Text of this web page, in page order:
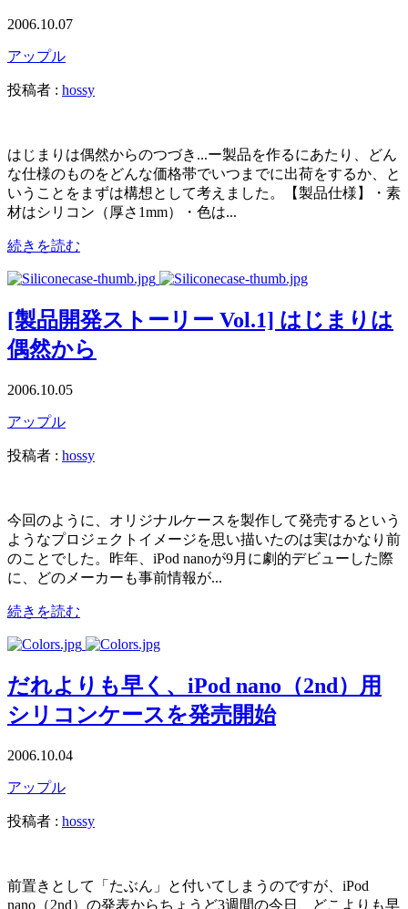
2006.10.07
アップル
投稿者 : hossy
はじまりは偶然からのつづき...ー製品を作るにあたり、どん
な仕様のものをどんな価格帯でいつまでに出荷をするか、と
いうことをまずは構想として考えました。【製品仕様】・素
材はシリコン（厚さ1mm）・色は...
続きを読む
[製品開発ストーリー Vol.1] はじまりは
偶然から
2006.10.05
アップル
投稿者 : hossy
今回のように、オリジナルケースを製作して発売するという
ようなプロジェクトイメージを思い描いたのは実はかなり前
のことでした。昨年、iPod nanoが9月に劇的デビューした際
に、どのメーカーも事前情報が...
続きを読む
だれよりも早く、iPod nano（2nd）用
シリコンケースを発売開始
2006.10.04
アップル
投稿者 : hossy
前置きとして「たぶん」と付いてしまうのですが、iPod
nano（2nd）の発表からちょうど3週間の今日、どこよりも早